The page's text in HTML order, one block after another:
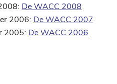
De WACC 2008
2006: De WACC 2007
2005: De WACC 2006